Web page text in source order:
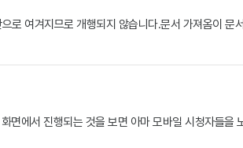
로 여겨지므로 개행되지 않습니다.문서 가져옴이
에서 진행되는 것을 보면 아마 모바일 시청자들